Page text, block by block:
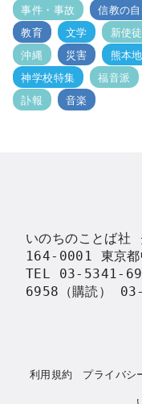
事件・事故
信教の
教育
文学 新使
沖縄
災害 熊本
神学校特集
福音派
訃報
音楽
いのちのことば社
164-0001 東京
TEL 03-5341-
6958（購読）
利用規約 プライバシ